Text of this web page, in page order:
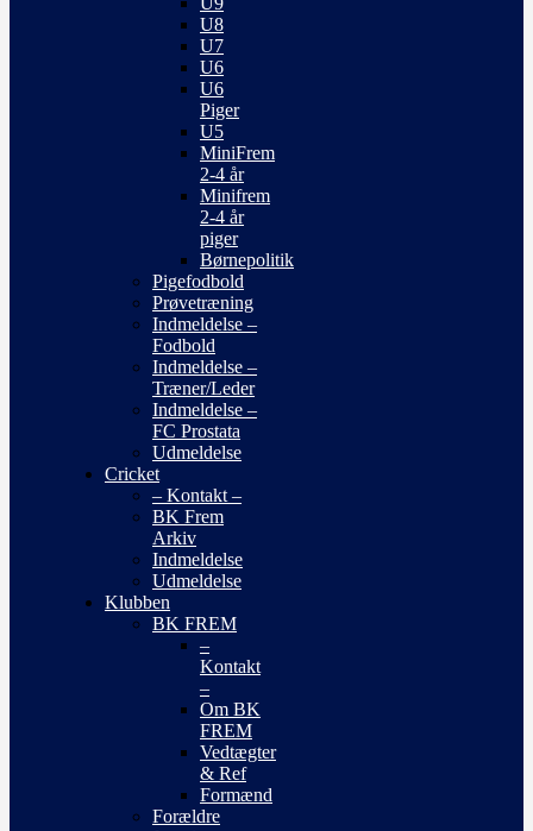
U8
U7
U6
U6
Piger
U5
MiniFrem
2-4 år
Minifrem
2-4 år
piger
Børnepolitik
Pigefodbold
Prøvetræning
Indmeldelse –
Fodbold
Indmeldelse –
Træner/Leder
Indmeldelse –
FC Prostata
Udmeldelse
Cricket
– Kontakt –
BK Frem
Arkiv
Indmeldelse
Udmeldelse
Klubben
BK FREM
–
Kontakt
–
Om BK
FREM
Vedtægter
& Ref
Formænd
Forældre